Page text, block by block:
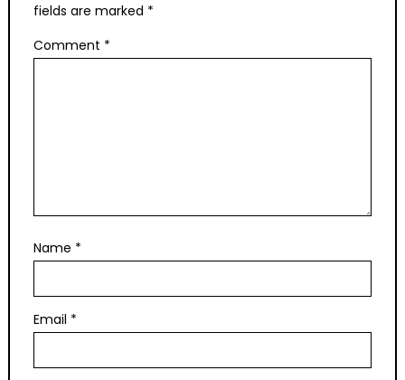
fields are marked *
Comment *
Name *
Email *